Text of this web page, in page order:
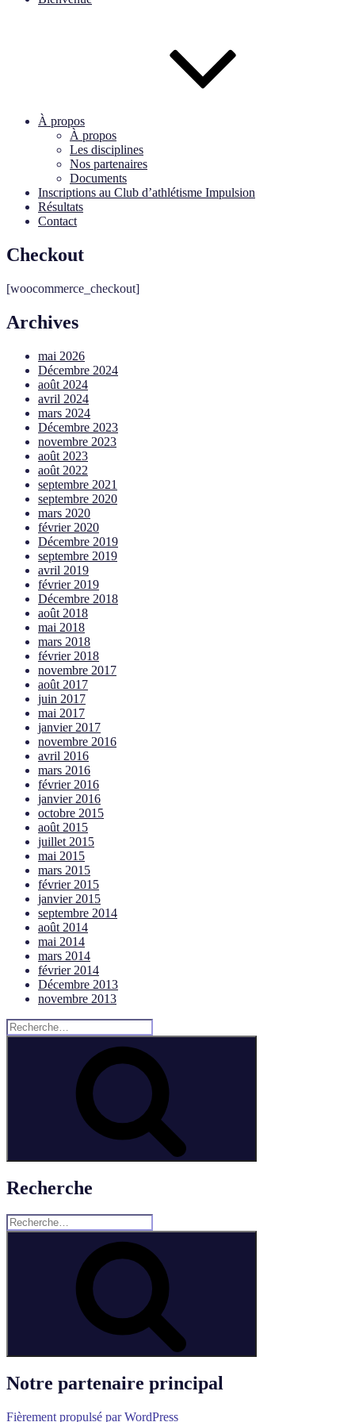
À propos
À propos
Les disciplines
Nos partenaires
Documents
Inscriptions au Club d’athlétisme Impulsion
Résultats
Contact
Checkout
[woocommerce_checkout]
Archives
mai 2026
Décembre 2024
août 2024
avril 2024
mars 2024
Décembre 2023
novembre 2023
août 2023
août 2022
septembre 2021
septembre 2020
mars 2020
février 2020
Décembre 2019
septembre 2019
avril 2019
février 2019
Décembre 2018
août 2018
mai 2018
mars 2018
février 2018
novembre 2017
août 2017
juin 2017
mai 2017
janvier 2017
novembre 2016
avril 2016
mars 2016
février 2016
janvier 2016
octobre 2015
août 2015
juillet 2015
mai 2015
mars 2015
février 2015
janvier 2015
septembre 2014
août 2014
mai 2014
mars 2014
février 2014
Décembre 2013
novembre 2013
Rechercher :
Recherche
Rechercher :
Notre partenaire principal
Fièrement propulsé par WordPress